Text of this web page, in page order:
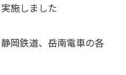
施しました
岡鉄道、岳南電車の各